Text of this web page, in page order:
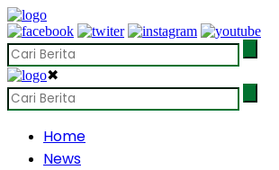
✖
Home
News